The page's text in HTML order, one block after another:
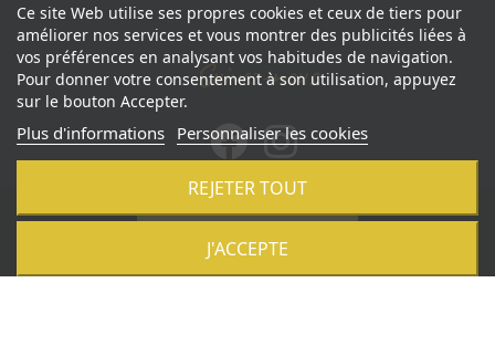
Suivez-nous
Ce site Web utilise ses propres cookies et ceux de tiers pour
améliorer nos services et vous montrer des publicités liées à
vos préférences en analysant vos habitudes de navigation.
Pour donner votre consentement à son utilisation, appuyez
sur le bouton Accepter.
Plus d'informations Personnaliser les cookies
REJETER TOUT
J'ACCEPTE
cookies